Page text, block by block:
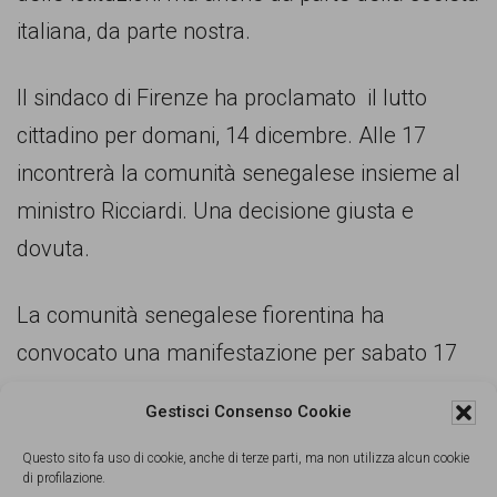
Gestisci Consenso Cookie
Questo sito fa uso di cookie, anche di terze parti, ma non utilizza alcun cookie
di profilazione.
persone,
associazioni
movimenti
che
battono
pari
italiana, da parte nostra.
Il sindaco di Firenze ha proclamato il lutto
cittadino per domani, 14 dicembre. Alle 17
incontrerà la comunità senegalese insieme al
ministro Ricciardi. Una decisione giusta e
dovuta.
La comunità senegalese fiorentina ha
convocato una manifestazione per sabato 17
promuovano iniziative analoghe che rilancino
una riflessione politica e culturale su ciò che ha